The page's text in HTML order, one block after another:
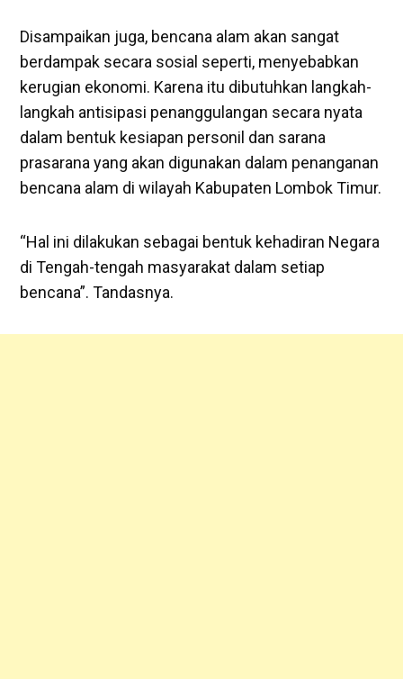
Disampaikan juga, bencana alam akan sangat
berdampak secara sosial seperti, menyebabkan
kerugian ekonomi. Karena itu dibutuhkan langkah-
langkah antisipasi penanggulangan secara nyata
dalam bentuk kesiapan personil dan sarana
prasarana yang akan digunakan dalam penanganan
bencana alam di wilayah Kabupaten Lombok Timur.
“Hal ini dilakukan sebagai bentuk kehadiran Negara
di Tengah-tengah masyarakat dalam setiap
bencana”. Tandasnya.